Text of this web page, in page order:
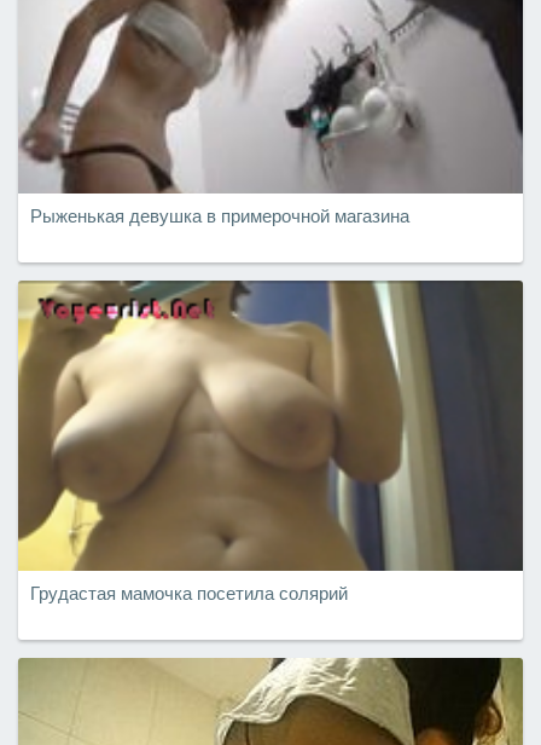
Рыженькая девушка в примерочной магазина
Грудастая мамочка посетила солярий